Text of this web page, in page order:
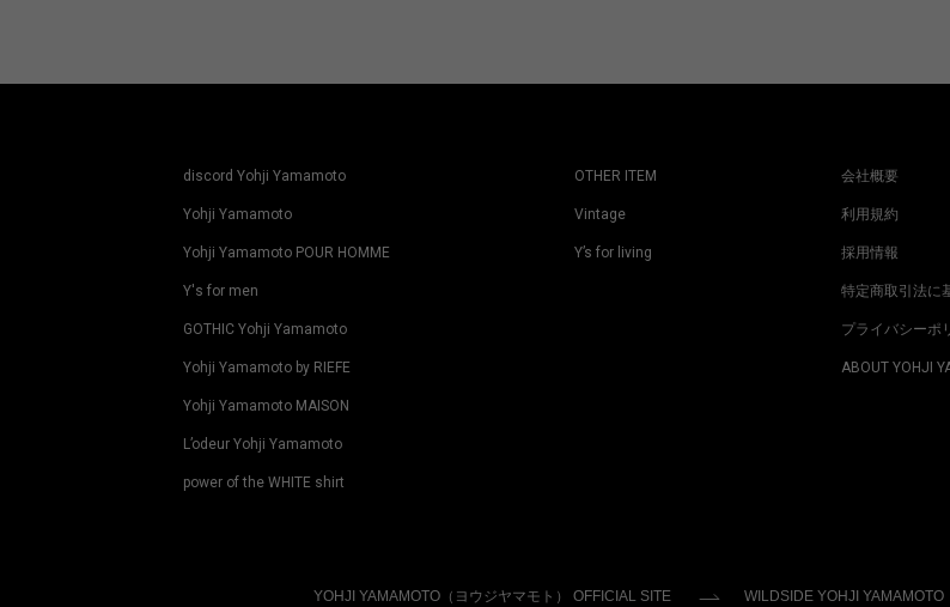
discord Yohji Yamamoto
Yohji Yamamoto
Yohji Yamamoto POUR HOMME
Y's for men
GOTHIC Yohji Yamamoto
Yohji Yamamoto by RIEFE
Yohji Yamamoto MAISON
L’odeur Yohji Yamamoto
power of the WHITE shirt
OTHER ITEM
Vintage
Y’s for living
会社概要
利用規約
採用情報
特定商取引法に
プライバシーポ
ABOUT YOHJI
YOHJI YAMAMOTO（ヨウジヤマモト） OFFICIAL SITE WILDSIDE YOHJI YAMAMOTO